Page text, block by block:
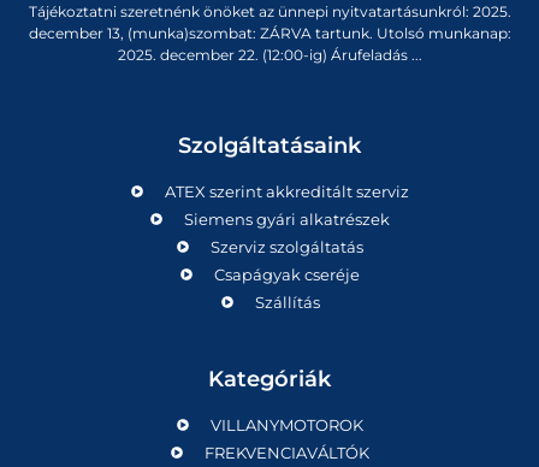
Tájékoztatni szeretnénk önöket az ünnepi nyitvatartásunkról: 2025.
december 13, (munka)szombat: ZÁRVA tartunk. Utolsó munkanap:
2025. december 22. (12:00-ig) Árufeladás ...
Szolgáltatásaink
ATEX szerint akkreditált szerviz
Siemens gyári alkatrészek
Szerviz szolgáltatás
Csapágyak cseréje
Szállítás
Kategóriák
VILLANYMOTOROK
FREKVENCIAVÁLTÓK